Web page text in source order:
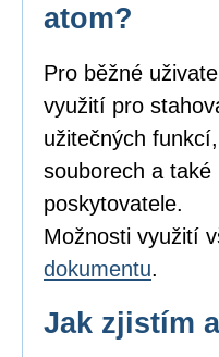
atom?
Pro běžné
využití pro
užitečných
souborech a také
poskytovatele.
Možnosti využití
dokumentu.
Jak zjistím